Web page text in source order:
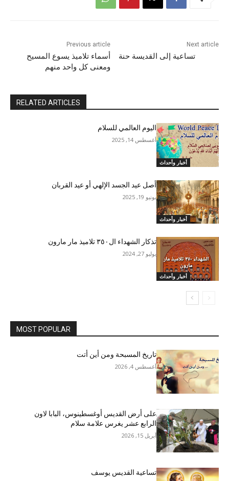
Previous article
أسماء تلاميذ يسوع المسيح
ومعنى كل واحد منهم
Next article
تساعية إلى القديسة حنة
RELATED ARTICLES
أخبار وأحداث
اليوم العالمي للسلام
أغسطس 14, 2025
أخبار وأحداث
أصل عيد الجسد الإلهي أو عيد القربان
يونيو 19, 2025
أخبار وأحداث
تذكار الشهداء ال٣٥٠ تلاميذ مار مارون
يوليو 27, 2024
MOST POPULAR
تاريخ المسبحة ومن أين أتت
أغسطس 4, 2026
على أرض القديس أوغسطينوس، البابا لاون
الرابع عشر يغرس علامة سلام
أبريل 15, 2026
تساعية القديس يوسف